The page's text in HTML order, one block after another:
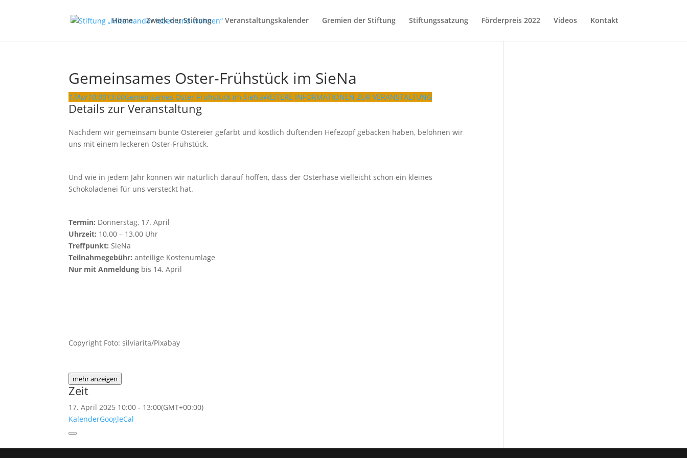
Home Zweck der Stiftung Veranstaltungskalender Gremien der Stiftung Stiftungssatzung Förderpreis 2022 Videos Kontakt
Gemeinsames Oster-Frühstück im SieNa
17Apr10:0013:00Gemeinsames Oster-Frühstück im SieNaWEITERE INFORMATIONEN ZUR VERANSTALTUNG
Details zur Veranstaltung
Nachdem wir gemeinsam bunte Ostereier gefärbt und köstlich duftenden Hefezopf gebacken haben, belohnen wir
uns mit einem leckeren Oster-Frühstück.
Und wie in jedem Jahr können wir natürlich darauf hoffen, dass der Osterhase vielleicht schon ein kleines
Schokoladenei für uns versteckt hat.
Termin: Donnerstag, 17. April
Uhrzeit: 10.00 – 13.00 Uhr
Treffpunkt:SieNa
Teilnahmegebühr: anteilige Kostenumlage
Nur mit Anmeldung bis 14. April
Copyright Foto: silviarita/Pixabay
mehr anzeigen
Zeit
17. April 2025 10:00 - 13:00(GMT+00:00)
KalenderGoogleCal